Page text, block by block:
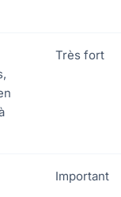
Très fort
Important